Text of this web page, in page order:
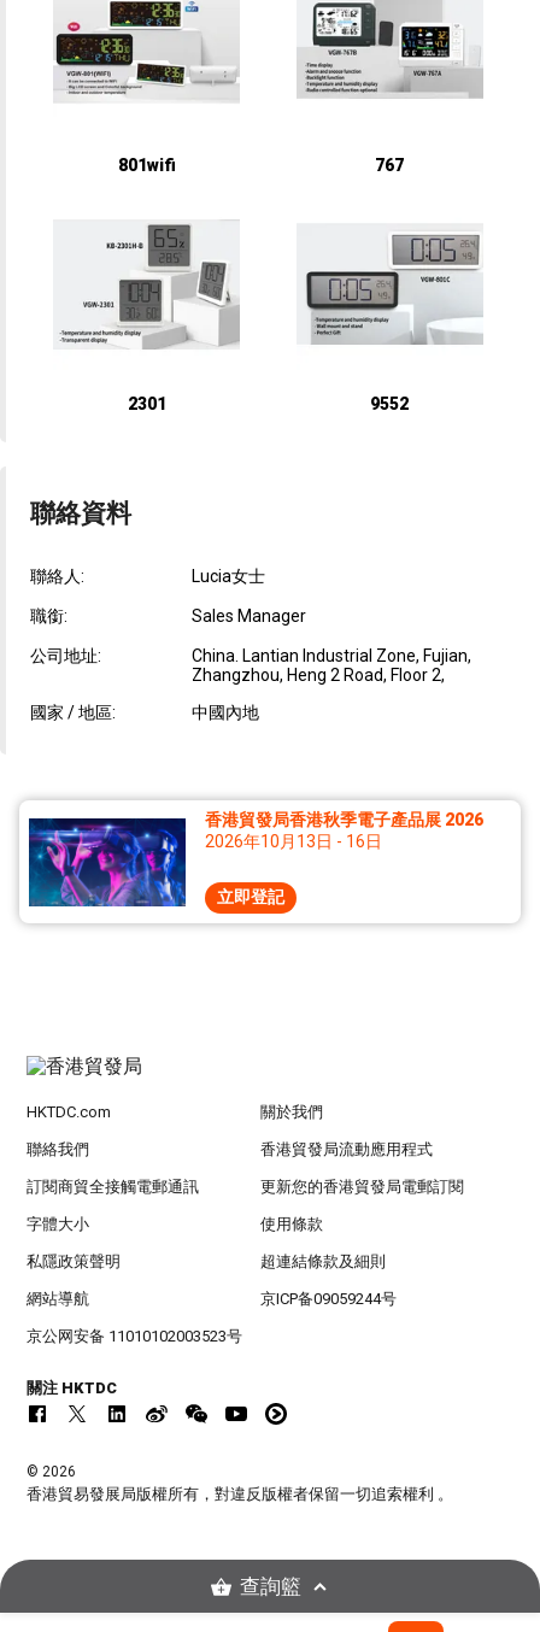
801wifi 767
2301 9552
聯絡資料
聯絡人: Lucia女士
職銜: Sales Manager
公司地址:
China. Lantian Industrial Zone, Fujian,
Zhangzhou, Heng 2 Road, Floor 2,
國家 / 地區:
中國內地
香港貿發局香港秋季電子產品展 2026
2026年10月13日 - 16日
立即登記
HKTDC.com 關於我們
聯絡我們 香港貿發局流動應用程式
訂閱商貿全接觸電郵通訊 更新您的香港貿發局電郵訂閱
字體大小 使用條款
私隱政策聲明 超連結條款及細則
網站導航 京ICP备09059244号
京公网安备 11010102003523号
關注 HKTDC
© 2026
香港貿易發展局版權所有，對違反版權者保留一切追索權利 。
查詢籃